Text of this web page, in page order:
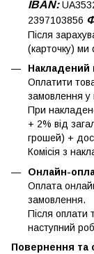
IBAN:
2397103856
Після
(карточку)
Накладений
Оплатити
замовлення у
При
+ 2% від
грошей) +
Комісія з
Онлайн-
Оплата
замовлення.
Після оплати
наступний
Повернення та